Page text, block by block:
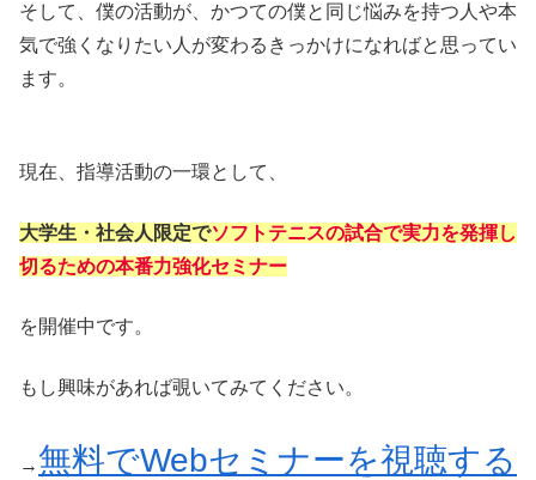
そして、僕の活動が、かつての僕と同じ悩みを持つ人や本
気で強くなりたい人が変わるきっかけになればと思ってい
ます。
現在、指導活動の一環として、
大学生・社会人限定でソフトテニスの試合で実力を発揮し
切るための本番力強化セミナー
を開催中です。
もし興味があれば覗いてみてください。
→無料でWebセミナーを視聴する